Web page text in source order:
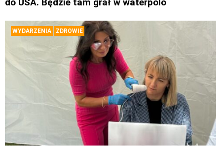
WYDARZENIA ZDROWIE